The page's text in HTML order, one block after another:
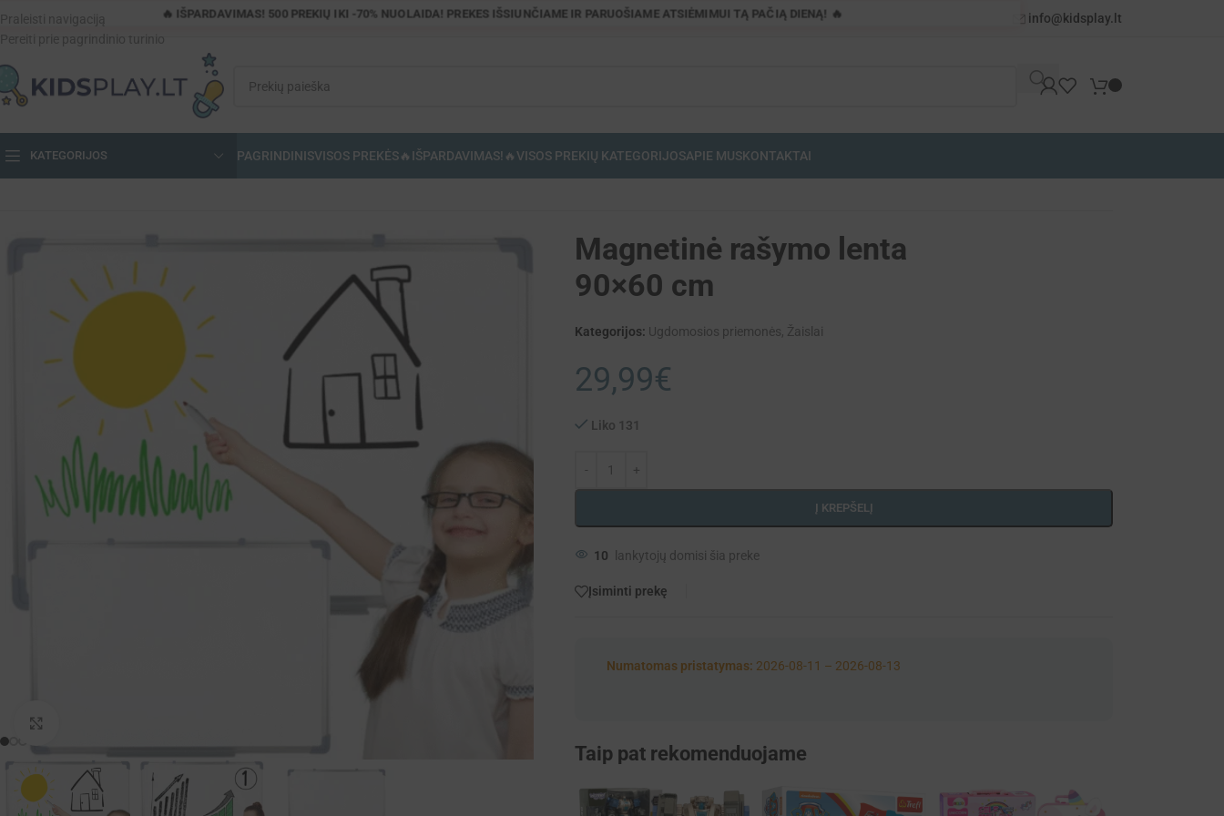
Praleisti navigaciją
🔥 IŠPARDAVIMAS! 500 PREKIŲ IKI -70% NUOLAIDA! PREKES IŠSIUNČIAME IR PARUOŠIAME ATSIĖMIMUI TĄ PAČIĄ DIENĄ! 🔥 info@kidsplay.lt
KATEGORIJOS PAGRINDINISVISOS PREKĖS🔥IŠPARDAVIMAS!🔥VISOS PREKIŲ KATEGORIJOSAPIE MUSKONTAKTAI
Magnetinė rašymo lenta
90×60 cm
Kategorijos: Ugdomosios priemonės, Žaislai
29,99€
Liko 131
Į KREPŠELĮ
10 lankytojų domisi šia preke
Įsiminti prekę
Numatomas pristatymas: 2026-08-11 – 2026-08-13
Taip pat rekomenduojame